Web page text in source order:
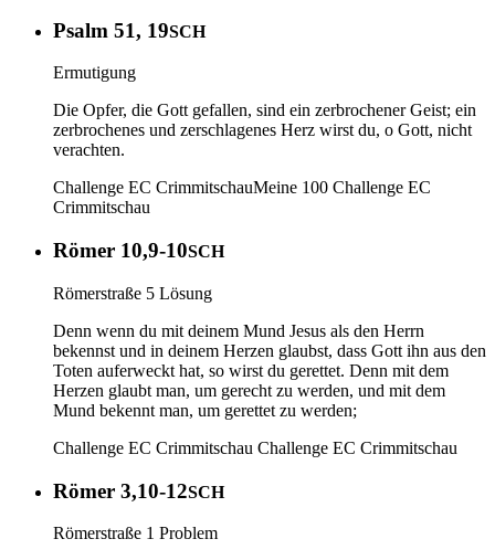
Psalm 51, 19SCH
Ermutigung
Die Opfer, die Gott gefallen, sind ein zerbrochener Geist; ein
zerbrochenes und zerschlagenes Herz wirst du, o Gott, nicht
verachten.
Challenge EC CrimmitschauMeine 100 Challenge EC
Crimmitschau
Römer 10,9-10SCH
Römerstraße 5 Lösung
Denn wenn du mit deinem Mund Jesus als den Herrn
bekennst und in deinem Herzen glaubst, dass Gott ihn aus den
Toten auferweckt hat, so wirst du gerettet. Denn mit dem
Herzen glaubt man, um gerecht zu werden, und mit dem
Mund bekennt man, um gerettet zu werden;
Challenge EC Crimmitschau Challenge EC Crimmitschau
Römer 3,10-12SCH
Römerstraße 1 Problem